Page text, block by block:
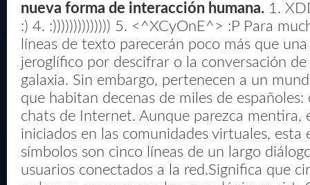
nueva forma de interacción humana. 1.
:) 4. :)))))))))))))) 5. <^XCyOnE^> :P Para
líneas de texto parecerán poco más que
jeroglífico por descifrar o la conversación
galaxia. Sin embargo, pertenecen a un
que habitan decenas de miles de
chats de Internet. Aunque parezca mentira,
iniciados en las comunidades virtuales, esta
símbolos son cinco líneas de un largo
usuarios conectados a la red.Significa que